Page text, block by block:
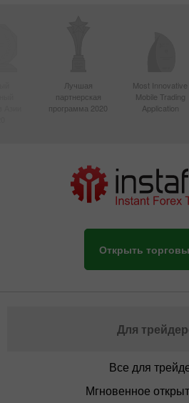
Лучшая
партнерская
программа 2020
Most Innovative
Mobile Trading
Application
Открыть
Для
Все для
Мгновенное